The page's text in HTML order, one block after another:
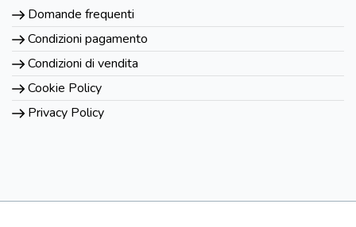
Domande frequenti
Condizioni pagamento
Condizioni di vendita
Cookie Policy
Privacy Policy